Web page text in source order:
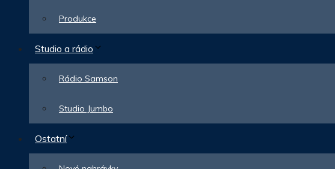
Produkce
Studio a rádio
Rádio Samson
Studio Jumbo
Ostatní